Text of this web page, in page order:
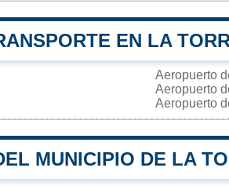
EN LA
Aeropuerto
Aeropuerto
Aeropuerto
MUNICIPIO DE LA